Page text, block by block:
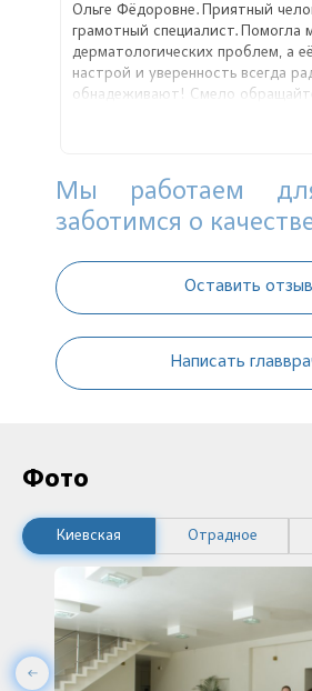
Ольге Фёдоровне. Приятный
грамотный специалист. Помогла
дерматологических проблем, а
настрой и уверенность всегда
обнадеживают! Смело
Мы работаем
заботимся о
Оставить отзыв
Написать
Фото
Киевская Отрадное